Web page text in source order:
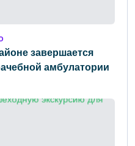
завершается
амбулатории